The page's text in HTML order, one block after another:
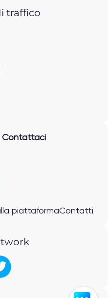
traffico
Contattaci
piattaformaContatti